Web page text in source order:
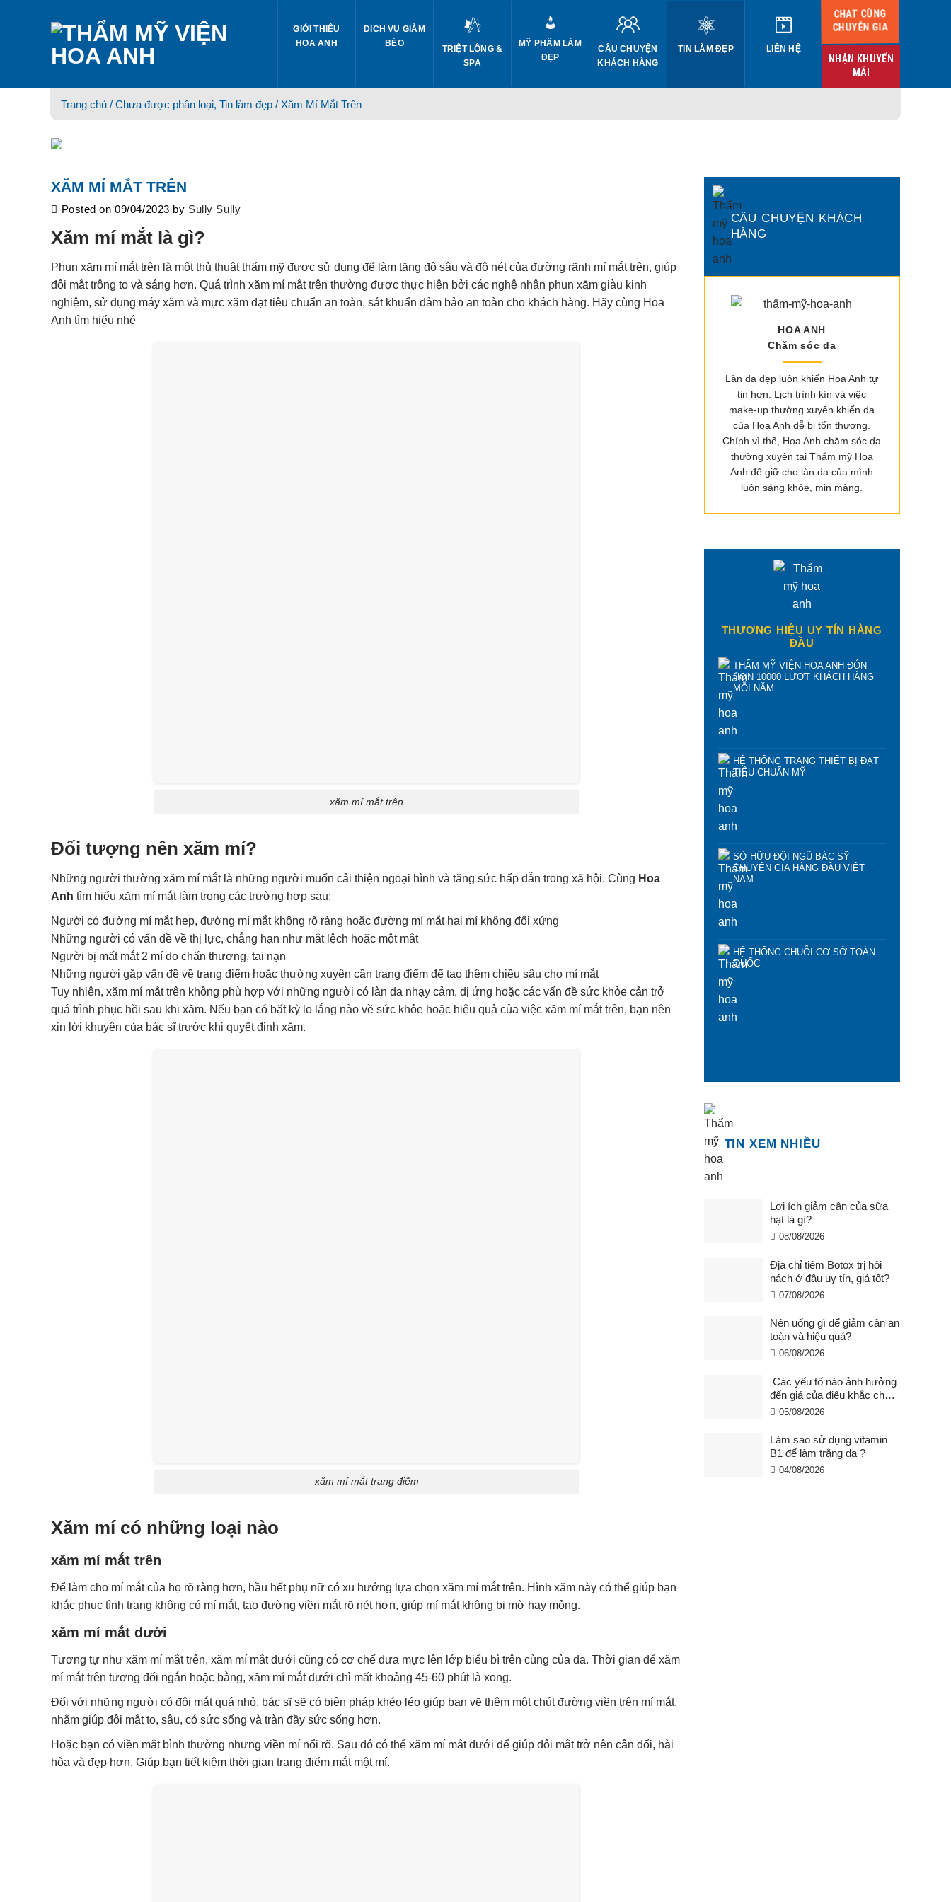
GIỚI THIỆU
HOA ANH
DỊCH VỤ GIẢM
BÉO
TRIỆT LÔNG &
SPA
MỸ PHẨM LÀM
ĐẸP
CÂU CHUYỆN
KHÁCH HÀNG
TIN LÀM ĐẸP LIÊN HỆ
CHAT CÙNG
CHUYÊN GIA
NHẬN KHUYẾN
MÃI
Trang chủ / Chưa được phân loại, Tin làm đẹp/ Xăm Mí Mắt Trên
XĂM MÍ MẮT TRÊN
Posted on09/04/2023 by Sully Sully
Xăm mí mắt là gì?
Phun xăm mí mắt trên là một thủ thuật thẩm mỹ được sử dụng để làm tăng độ sâu và độ nét của đường rãnh mí mắt trên, giúp
đôi mắt trông to và sáng hơn. Quá trình xăm mí mắt trên thường được thực hiện bởi các nghệ nhân phun xăm giàu kinh
nghiệm, sử dụng máy xăm và mực xăm đạt tiêu chuẩn an toàn, sát khuẩn đảm bảo an toàn cho khách hàng. Hãy cùng Hoa
Anh tìm hiểu nhé
xăm mí mắt trên
Đối tượng nên xăm mí?
Những người thường xăm mí mắt là những người muốn cải thiện ngoại hình và tăng sức hấp dẫn trong xã hội. Cùng Hoa
Anh tìm hiểu xăm mí mắt làm trong các trường hợp sau:
Người có đường mí mắt hẹp, đường mí mắt không rõ ràng hoặc đường mí mắt hai mí không đối xứng
Những người có vấn đề về thị lực, chẳng hạn như mắt lệch hoặc một mắt
Người bị mất mắt 2 mí do chấn thương, tai nạn
Những người gặp vấn đề về trang điểm hoặc thường xuyên cần trang điểm để tạo thêm chiều sâu cho mí mắt
Tuy nhiên, xăm mí mắt trên không phù hợp với những người có làn da nhạy cảm, dị ứng hoặc các vấn đề sức khỏe cản trở
quá trình phục hồi sau khi xăm. Nếu bạn có bất kỳ lo lắng nào về sức khỏe hoặc hiệu quả của việc xăm mí mắt trên, bạn nên
xin lời khuyên của bác sĩ trước khi quyết định xăm.
xăm mí mắt trang điểm
Xăm mí có những loại nào
xăm mí mắt trên
Để làm cho mí mắt của họ rõ ràng hơn, hầu hết phụ nữ có xu hướng lựa chọn xăm mí mắt trên. Hình xăm này có thể giúp bạn
khắc phục tình trạng không có mí mắt, tạo đường viền mắt rõ nét hơn, giúp mí mắt không bị mờ hay mỏng.
xăm mí mắt dưới
Tương tự như xăm mí mắt trên, xăm mí mắt dưới cũng có cơ chế đưa mực lên lớp biểu bì trên cùng của da. Thời gian để xăm
mí mắt trên tương đối ngắn hoặc bằng, xăm mí mắt dưới chỉ mất khoảng 45-60 phút là xong.
Đối với những người có đôi mắt quá nhỏ, bác sĩ sẽ có biện pháp khéo léo giúp bạn vẽ thêm một chút đường viền trên mí mắt,
nhằm giúp đôi mắt to, sâu, có sức sống và tràn đầy sức sống hơn.
Hoặc bạn có viền mắt bình thường nhưng viền mí nổi rõ. Sau đó có thể xăm mí mắt dưới để giúp đôi mắt trở nên cân đối, hài
hòa và đẹp hơn. Giúp bạn tiết kiệm thời gian trang điểm mắt một mí.
CÂU CHUYỆN KHÁCH
HÀNG
HOA ANH
Chăm sóc da
Làn da đẹp luôn khiến Hoa Anh tự
tin hơn. Lịch trình kín và việc
make-up thường xuyên khiến da
của Hoa Anh dễ bị tổn thương.
Chính vì thế, Hoa Anh chăm sóc da
thường xuyên tại Thẩm mỹ Hoa
Anh để giữ cho làn da của mình
luôn sáng khỏe, mịn màng.
THƯƠNG HIỆU UY TÍN HÀNG
ĐẦU
THẨM MỸ VIỆN HOA ANH ĐÓN
HƠN 10000 LƯỢT KHÁCH HÀNG
MỖI NĂM
HỆ THỐNG TRANG THIẾT BỊ ĐẠT
TIÊU CHUẨN MỸ
SỞ HỮU ĐỘI NGŨ BÁC SỸ
CHUYÊN GIA HÀNG ĐẦU VIỆT
NAM
HỆ THỐNG CHUỖI CƠ SỞ TOÀN
QUỐC
TIN XEM NHIỀU
Lợi ích giảm cân của sữa
hạt là gì?
08/08/2026
Địa chỉ tiêm Botox trị hôi
nách ở đâu uy tín, giá tốt?
07/08/2026
Nên uống gì để giảm cân an
toàn và hiệu quả?
06/08/2026
Các yếu tố nào ảnh hưởng
đến giá của điêu khắc chân
mày ?
05/08/2026
Làm sao sử dụng vitamin
B1 để làm trắng da ?
04/08/2026